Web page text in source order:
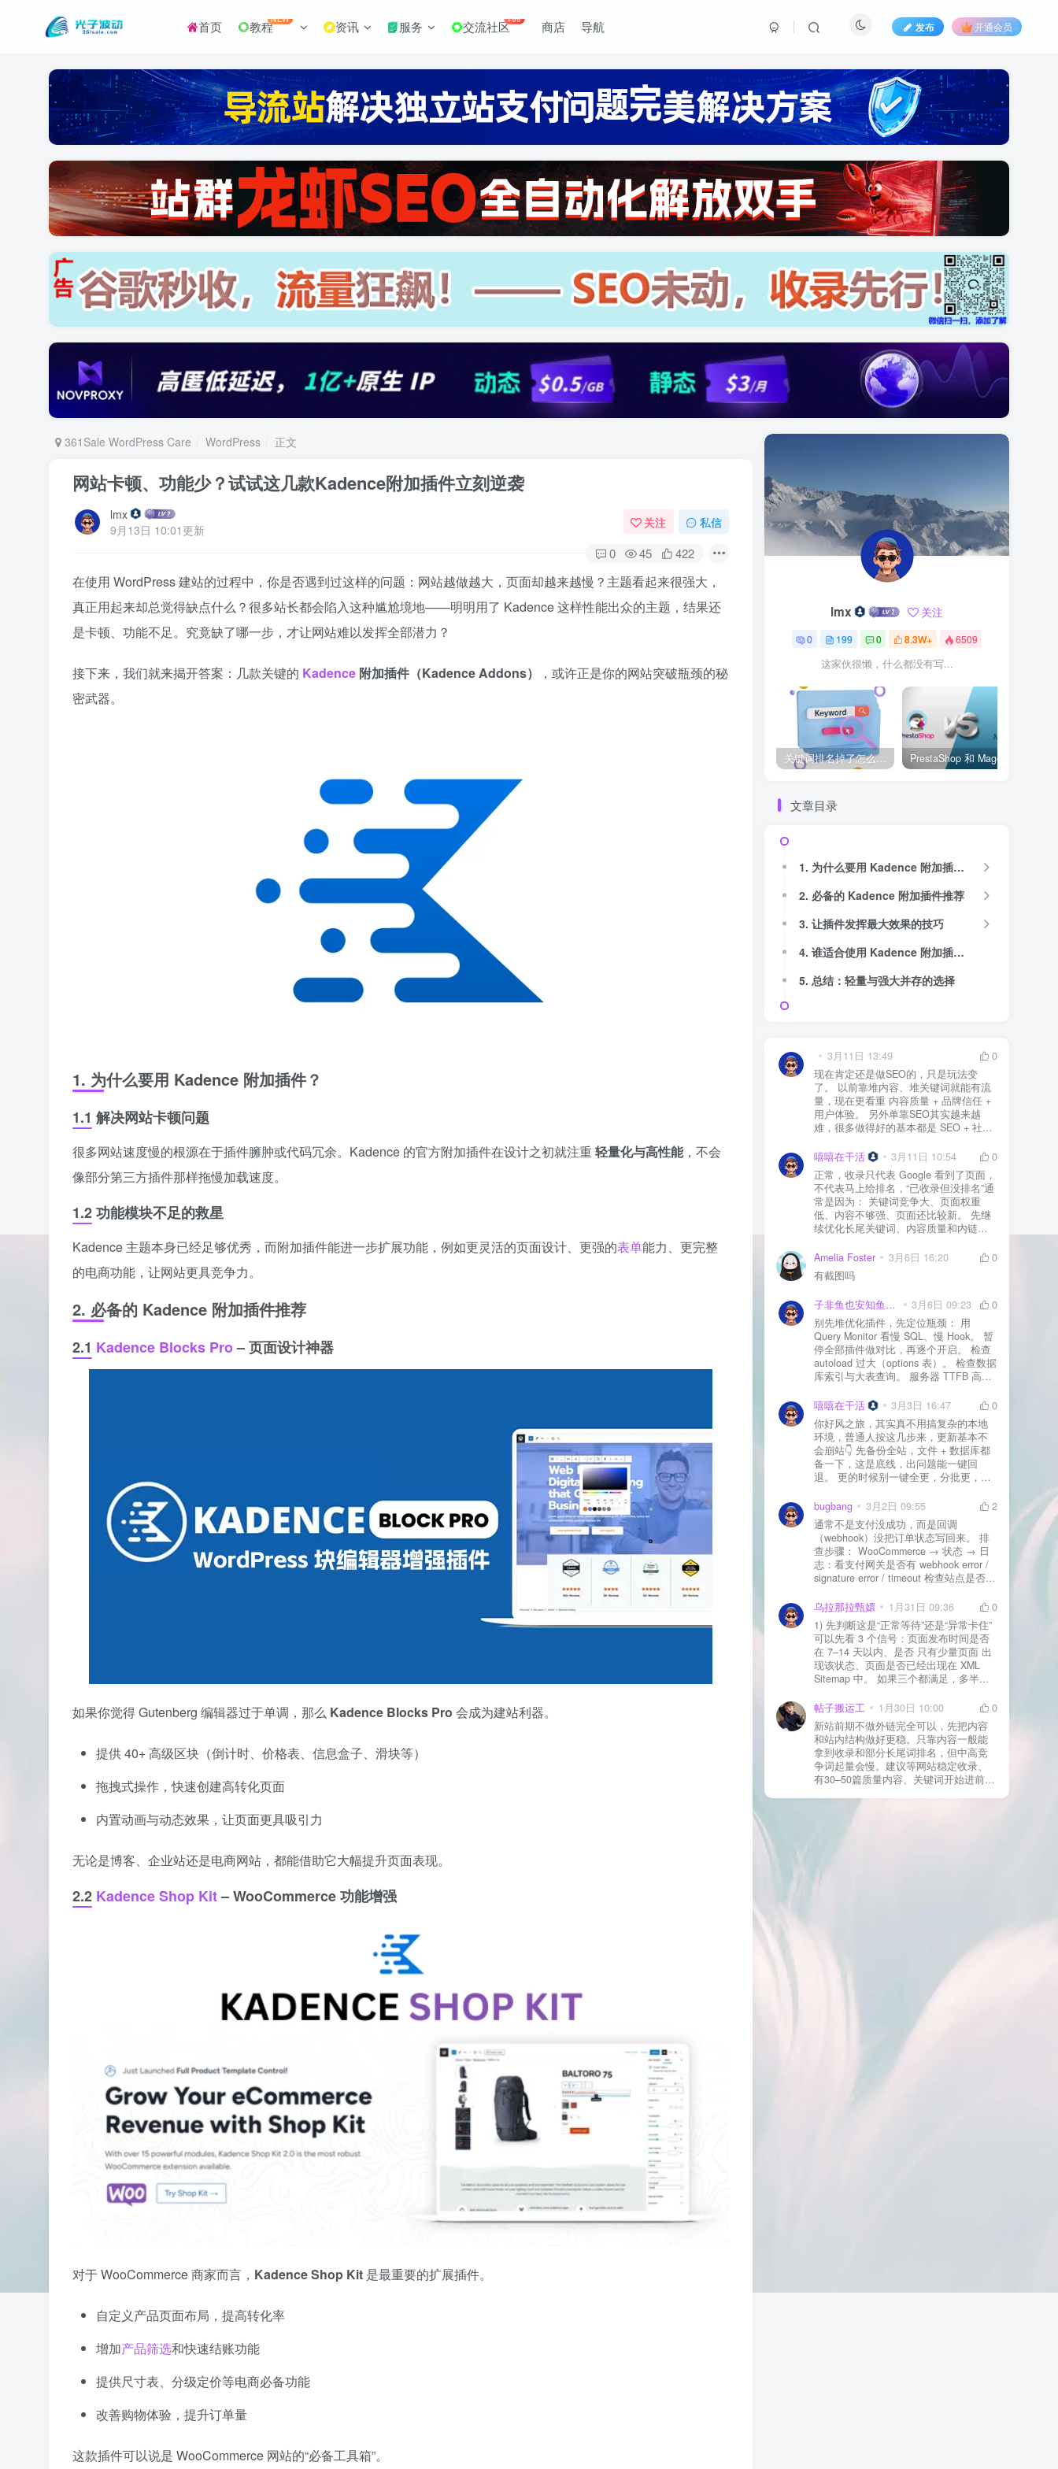
首页 教程NEW 资讯 服务 交流社区+99 商店 导航 发布 开通会员
361Sale WordPress Care WordPress 正文
网站卡顿、功能少？试试这几款Kadence附加插件立刻逆袭
lmx
9月13日 10:01更新
关注 私信
0 45 422
在使用 WordPress 建站的过程中，你是否遇到过这样的问题：网站越做越大，页面却越来越慢？主题看起来很强大，
真正用起来却总觉得缺点什么？很多站长都会陷入这种尴尬境地——明明用了 Kadence 这样性能出众的主题，结果还
是卡顿、功能不足。究竟缺了哪一步，才让网站难以发挥全部潜力？
接下来，我们就来揭开答案：几款关键的 Kadence 附加插件（Kadence Addons）
，或许正是你的网站突破瓶颈的秘
密武器。
1. 为什么要用 Kadence 附加插件？
1.1 解决网站卡顿问题
很多网站速度慢的根源在于插件臃肿或代码冗余。Kadence 的官方附加插件在设计之初就注重 轻量化与高性能，不会
像部分第三方插件那样拖慢加载速度。
1.2 功能模块不足的救星
Kadence 主题本身已经足够优秀，而附加插件能进一步扩展功能，例如更灵活的页面设计、更强的表单能力、更完整
的电商功能，让网站更具竞争力。
2. 必备的 Kadence 附加插件推荐
2.1 Kadence Blocks Pro– 页面设计神器
如果你觉得 Gutenberg 编辑器过于单调，那么 Kadence Blocks Pro 会成为建站利器。
提供 40+ 高级区块（倒计时、价格表、信息盒子、滑块等）
拖拽式操作，快速创建高转化页面
内置动画与动态效果，让页面更具吸引力
无论是博客、企业站还是电商网站，都能借助它大幅提升页面表现。
2.2 Kadence Shop Kit– WooCommerce 功能增强
对于 WooCommerce 商家而言， Kadence Shop Kit 是最重要的扩展插件。
自定义产品页面布局，提高转化率
增加产品筛选和快速结账功能
提供尺寸表、分级定价等电商必备功能
改善购物体验，提升订单量
这款插件可以说是 WooCommerce 网站的“必备工具箱”。
lmx 关注
0 199 0 8.3W+ 6509
这家伙很懒，什么都没有写...
关键词排名掉了怎么办？用关键词排名软件快速诊断问题
文章目录
1. 为什么要用 Kadence 附加插件？
2. 必备的 Kadence 附加插件推荐
3. 让插件发挥最大效果的技巧
4. 谁适合使用 Kadence 附加插件？
5. 总结：轻量与强大并存的选择
3月11日 13:49
0
现在肯定还是做SEO的，只是玩法变
了。 以前靠堆内容、堆关键词就能有流
量，现在更看重 内容质量 + 品牌信任 +
用户体验。 另外单靠SEO其实越来越
难，很多做得好的基本都是 SEO + 社媒
质还是一个长期获客渠道，但不能再当
成唯一渠道了。
嘻嘻在干活 3月11日 10:54
0
正常，收录只代表 Google 看到了页面，
不代表马上给排名，“已收录但没排名”通
常是因为： 关键词竞争大、页面权重
低、内容不够强、页面还比较新。 先继
续优化长尾关键词、内容质量和内链，
Amelia Foster
3月6日 16:20
0
有截图吗
子非鱼也安知鱼之乐 3月6日 09:23
0
别先堆优化插件，先定位瓶颈： 用
Query Monitor 看慢 SQL、慢 Hook。 暂
停全部插件做对比，再逐个开启。 检查
autoload 过大（options 表）。 检查数据
库索引与大表查询。 服务器 TTFB 高就
嘻嘻在干活
3月3日 16:47
0
你好风之旅，其实真不用搞复杂的本地
环境，普通人按这几步来，更新基本不
会崩站👇 先备份全站，文件 + 数据库都
备一下，这是底线，出问题能一键回
退。 更的时候别一键全更，分批更，先
立刻清缓存，去前台检查首页、文章
页、按钮、表单这些关键位置。 最好再
装个支持版本回滚的插件，万一崩了，
一秒切回旧版。 总结来说：先备份、分
批更、更完查、留退路，稳得很✅😎希望
能帮到你
bugbang 3月2日 09:55
2
通常不是支付没成功，而是回调
（webhook）没把订单状态写回来。 排
查步骤： WooCommerce → 状态 → 日
志：看支付网关是否有 webhook error /
signature error / timeout 检查站点是否被
全插件） 检查是否启用了“缓存结账页/接
口路径”（结账页和回调接口不应缓存）
看服务器错误日志是否有 500/致命错误
导致回调执行中断 解决方案： 放行 wp-
json、wc-api、支付网关回调 URL（按网
关文档配置） 关闭结账页的缓存与 JS
合并压缩测试一次 若使用 Cloudflare：
则
乌拉那拉甄嬛 1月31日 09:36
0
1) 先判断这是“正常等待”还是“异常卡住”
可以先看 3 个信号：页面发布时间是否
在 7–14 天以内、是否 只有少量页面 出
现该状态、页面是否已经出现在 XML
Sitemap 中。 如果三个都满足，多半属
手。 2) 什么情况下“等”是没用的？ 以下
情况基本不会靠时间自动解决：页面几
乎没有内链（孤立页）、内容与站内已
有页面高度相似、canonical 指向了别的
URL、同一主题短时间发布太多相似文
章。 这种情况下，Google 已经抓取，但
判断“当前不值得进入索引”。 3) 最有效
的人工干预方式（不折腾） 优先做这 3
件事：加内链、从相关旧文章或栏目页
即可。 4) 什么“干预动作”反而容易适得
慢收录。 5) 一个实用判断标准 如果一篇
文章：已被抓取、没有 noindex / robots
问题、有至少 1–2 条相关内链、内容明
显解决了一个独立问题，那它 是否被收
录，只是时间问题，不是插件问题。
帖子搬运工 1月30日 10:00
0
新站前期不做外链完全可以，先把内容
和站内结构做好更稳。只靠内容一般能
拿到收录和部分长尾词排名，但中高竞
争词起量会慢。建议等网站稳定收录、
有30–50篇质量内容、关键词开始进前
链/引用型，别一上来追数量。👍